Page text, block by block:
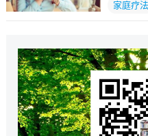
家庭疗法